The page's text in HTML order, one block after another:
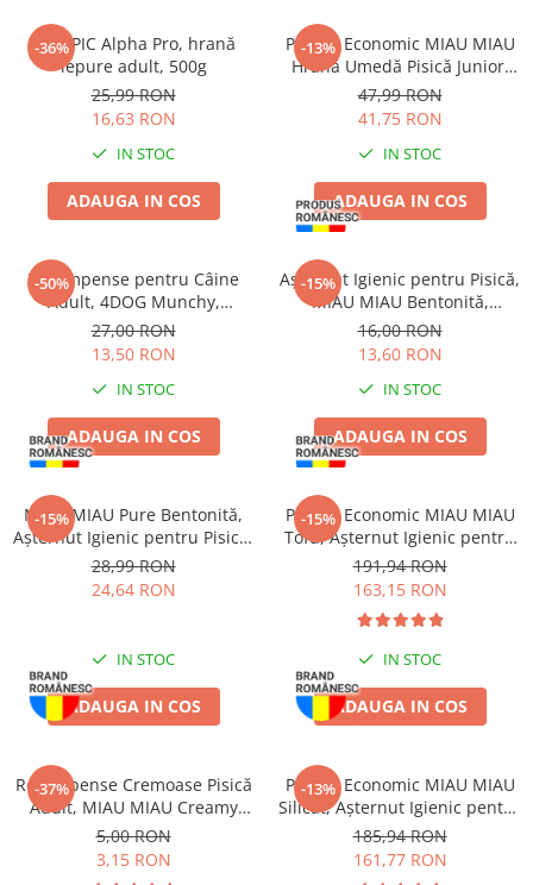
-36%
CUNIPIC Alpha Pro, hrană
iepure adult, 500g
25,99 RON
16,63 RON
IN STOC
ADAUGA IN COS
-13%
Pachet Economic MIAU MIAU
Hrană Umedă Pisică Junior,
Pui în sos, 24x100g
47,99 RON
41,75 RON
IN STOC
ADAUGA IN COS
-50%
Recompense pentru Câine
Adult, 4DOG Munchy,
Batoane, Vită, 12.5cm, 100
bucăți
27,00 RON
13,50 RON
IN STOC
ADAUGA IN COS
-15%
Așternut Igienic pentru Pisică,
MIAU MIAU Bentonită,
Lavandă, 5kg
16,00 RON
13,60 RON
IN STOC
ADAUGA IN COS
-15%
MIAU MIAU Pure Bentonită,
Așternut Igienic pentru Pisică,
Lavandă, 5kg
28,99 RON
24,64 RON
IN STOC
ADAUGA IN COS
-15%
Pachet Economic MIAU MIAU
Tofu, Așternut Igienic pentru
Pisică, Baby Powder, 6x6L
191,94 RON
163,15 RON
IN STOC
ADAUGA IN COS
-37%
Recompense Cremoase Pisică
Adult, MIAU MIAU Creamy
Snacks, Pui, 4x15g
5,00 RON
3,15 RON
-13%
Pachet Economic MIAU MIAU
Silicat, Așternut Igienic pentru
Pisică, Clumping, 6x5L
185,94 RON
161,77 RON